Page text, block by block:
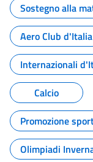
Sostegno alla
Aero Club d'Italia
Internazionali
Calcio
Promozione
Olimpiadi